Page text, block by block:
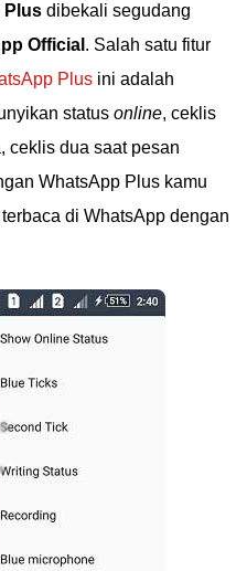
Plus dibekali segudang
Official . Salah satu fitur
Plus ini adalah
status online, ceklis
ceklis dua saat pesan
WhatsApp Plus kamu
di WhatsApp dengan